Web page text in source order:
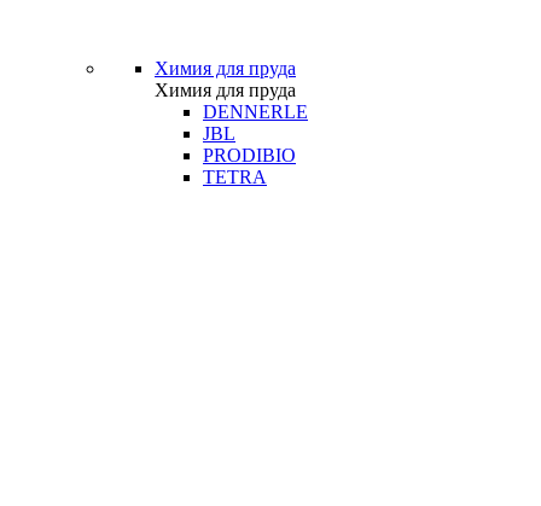
Химия для пруда
Химия для пруда
DENNERLE
JBL
PRODIBIO
TETRA